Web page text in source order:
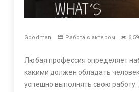
Goodman
Работа с актером
Любая профессия определяет
какими должен обладать
успешно выполнять свою